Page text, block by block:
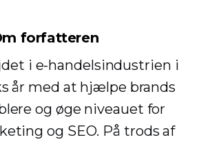
forfatteren
i e-handelsindustrien i
år med at hjælpe brands
og øge niveauet for
og SEO. På trods af